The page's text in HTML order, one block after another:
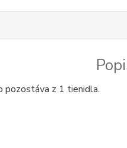
pozostáva z 1 tienidla.